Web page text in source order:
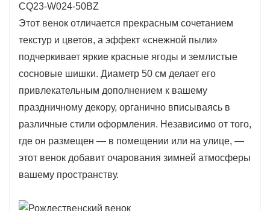
сосновыми шишками, создает спокойную и
уютную атмосферу. Его внушительный
размер делает его идеальным центральным
элементом декора, будь то украшение
входной двери, витрины или использование
в качестве части праздничной композиции,
Этот венок, созданный для долговечности,
красота сохранится на протяжении многих
CQ23-W024-50BZ
Этот венок отличается прекрасным сочетанием
текстур и цветов, а эффект «снежной пыли»
подчеркивает яркие красные ягоды и землистые
сосновые шишки. Диаметр 50 см делает его
привлекательным дополнением к вашему
праздничному декору, органично вписываясь в
различные стили оформления. Независимо от того,
где он размещен — в помещении или на улице, —
этот венок добавит очарования зимней атмосферы
вашему пространству.